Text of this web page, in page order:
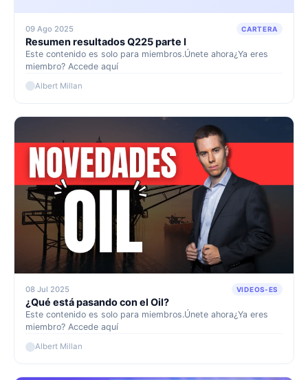
09 Ago 2025 CARTERA
Resumen resultados Q225 parte I
Este contenido es solo para miembros.Únete ahora¿Ya eres
miembro? Accede aquí
Albert Millan
08 Jul 2025 VIDEOS-ES
¿Qué está pasando con el Oil?
Este contenido es solo para miembros.Únete ahora¿Ya eres
miembro? Accede aquí
Albert Millan